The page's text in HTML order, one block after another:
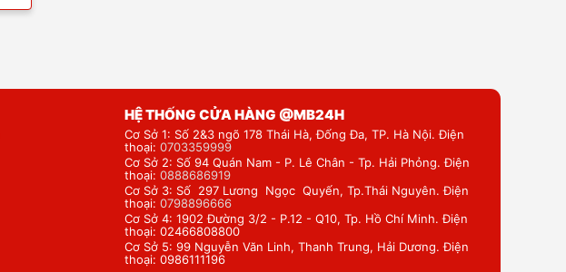
HỆ THỐNG CỬA HÀNG @MB24H
Cơ Sở 1: Số 2&3 ngõ 178 Thái Hà, Đống Đa, TP. Hà Nội. Điện
thoại: 0703359999
Cơ Sở 2: Số 94 Quán Nam - P. Lê Chân - Tp. Hải Phỏng. Điện
thoại: 0888686919
Cơ Sở 3: Số 297 Lương Ngọc Quyến, Tp.Thái Nguyên. Điện
thoại: 0798896666
Cơ Sở 4: 1902 Đường 3/2 - P.12 - Q10, Tp. Hồ Chí Minh. Điện
thoại: 02466808800
Cơ Sở 5: 99 Nguyễn Văn Linh, Thanh Trung, Hải Dương. Điện
thoại: 0986111196